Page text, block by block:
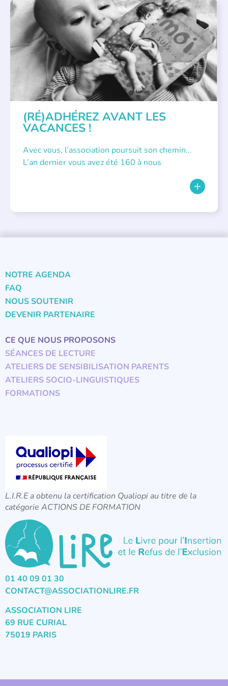
APPEL À SOUTIEN
(RÉ)ADHÉREZ AVANT LES
VACANCES !
Avec vous, l’association poursuit son chemin…
L’an dernier vous avez été 160 à nous
NOTRE AGENDA
FAQ
NOUS SOUTENIR
DEVENIR PARTENAIRE
CE QUE NOUS PROPOSONS
SÉANCES DE LECTURE
ATELIERS DE SENSIBILISATION PARENTS
ATELIERS SOCIO-LINGUISTIQUES
FORMATIONS
L.I.R.E a obtenu la certification Qualiopi au titre de la
catégorie ACTIONS DE FORMATION
01 40 09 01 30
CONTACT@ASSOCIATIONLIRE.FR
ASSOCIATION LIRE
69 RUE CURIAL
75019 PARIS